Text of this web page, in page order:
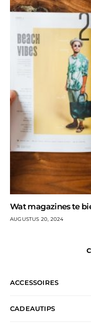
Wat magazines te
AUGUSTUS 20, 2024
ACCESSOIRES
CADEAUTIPS